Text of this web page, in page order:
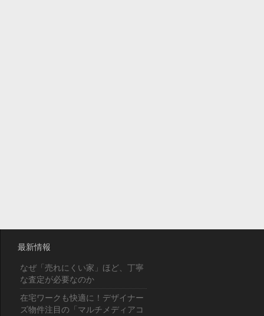
最新情報
なぜ「売れにくい家」ほど、丁寧
な査定が必要なのか
在宅ワークも快適に！デザイナー
ズ物件注目の「マルチメディアコ